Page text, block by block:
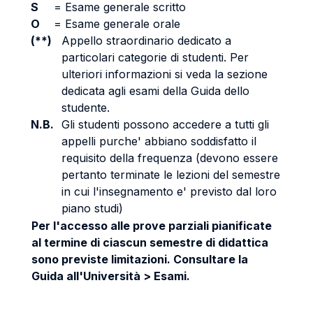
S = Esame generale scritto
O
= Esame generale orale
(**)
Appello straordinario dedicato a
particolari categorie di studenti. Per
ulteriori informazioni si veda la sezione
dedicata agli esami della Guida dello
studente.
N.B. Gli studenti possono accedere a tutti gli
appelli purche' abbiano soddisfatto il
requisito della frequenza (devono essere
pertanto terminate le lezioni del semestre
in cui l'insegnamento e' previsto dal loro
piano studi)
Per l'accesso alle prove parziali pianificate
al termine di ciascun semestre di didattica
sono previste limitazioni. Consultare la
Guida all'Università > Esami.